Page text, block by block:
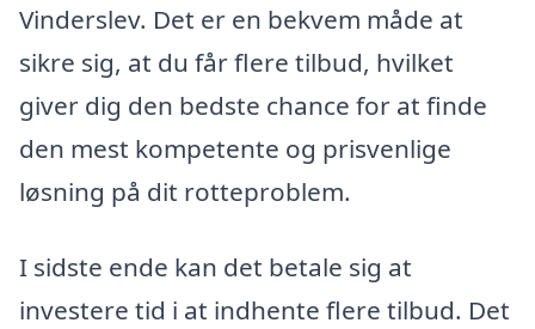
Vinderslev. Det er en bekvem måde at
sikre sig, at du får flere tilbud, hvilket
giver dig den bedste chance for at finde
den mest kompetente og prisvenlige
løsning på dit rotteproblem.
I sidste ende kan det betale sig at
investere tid i at indhente flere tilbud. Det